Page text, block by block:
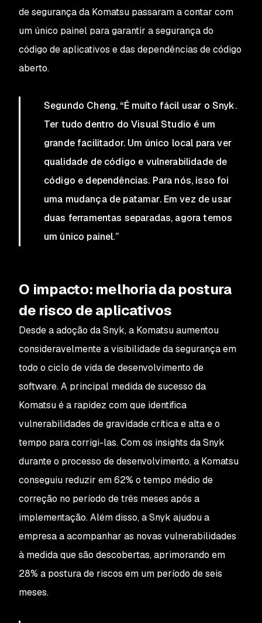
de segurança da Komatsu passaram a contar com
um único painel para garantir a segurança do
código de aplicativos e das dependências de código
aberto.
Segundo Cheng, “É muito fácil usar o Snyk.
Ter tudo dentro do Visual Studio é um
grande facilitador. Um único local para ver
qualidade de código e vulnerabilidade de
código e dependências. Para nós, isso foi
uma mudança de patamar. Em vez de usar
duas ferramentas separadas, agora temos
um único painel.”
O impacto: melhoria da postura
de risco de aplicativos
Desde a adoção da Snyk, a Komatsu aumentou
consideravelmente a visibilidade da segurança em
todo o ciclo de vida de desenvolvimento de
software. A principal medida de sucesso da
Komatsu é a rapidez com que identifica
vulnerabilidades de gravidade crítica e alta e o
tempo para corrigi-las. Com os insights da Snyk
durante o processo de desenvolvimento, a Komatsu
conseguiu reduzir em 62% o tempo médio de
correção no período de três meses após a
implementação. Além disso, a Snyk ajudou a
empresa a acompanhar as novas vulnerabilidades
à medida que são descobertas, aprimorando em
28% a postura de riscos em um período de seis
meses.